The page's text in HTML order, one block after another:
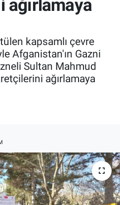
kapsamlı çevre
Afganistan'ın Gazni
Sultan Mahmud
ağırlamaya